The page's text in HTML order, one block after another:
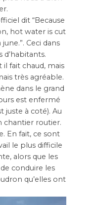
dit “Because
hot water is cut
Ceci dans
d’habitants.
il fait chaud, mais
très agréable.
dans le grand
est enfermé
juste à coté). Au
chantier routier.
En fait, ce sont
le plus difficile
alors que les
conduire les
qu’elles ont